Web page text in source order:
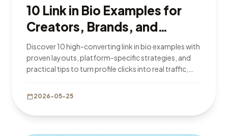
10 Link in Bio Examples for
Creators, Brands, and
Businesses in 2026
Discover 10 high-converting link in bio examples with
proven layouts, platform-specific strategies, and
practical tips to turn profile clicks into real traffic,
calendar_today 2026-05-25